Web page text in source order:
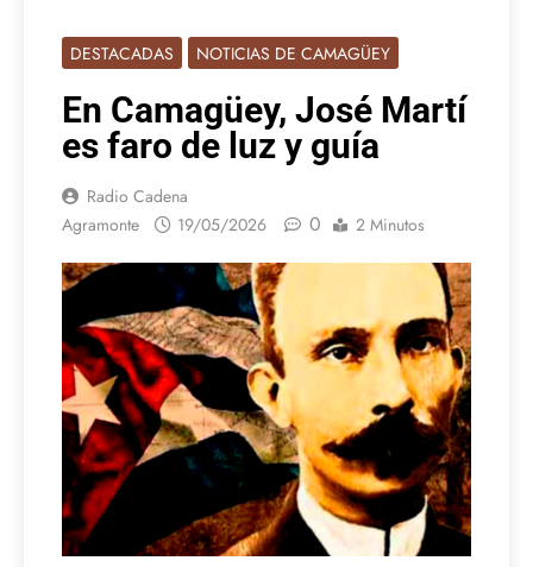
DESTACADAS NOTICIAS DE CAMAGÜEY
En Camagüey, José Martí
es faro de luz y guía
Radio Cadena
Agramonte
19/05/2026 0 2 Minutos